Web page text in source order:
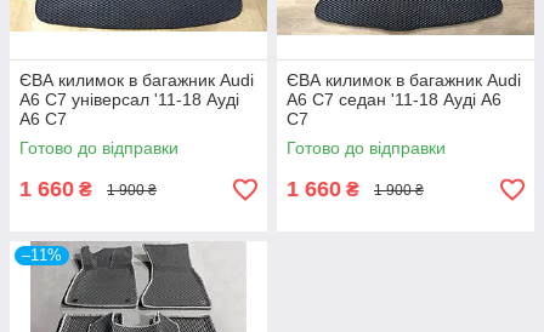
ЄВА килимок в багажник Audi
A6 C7 універсал '11-18 Ауді
А6 С7
Готово до відправки
1 660 ₴ 1 900 ₴
ЄВА килимок в багажник Audi
A6 C7 седан '11-18 Ауді А6
С7
Готово до відправки
1 660 ₴ 1 900 ₴
–11%